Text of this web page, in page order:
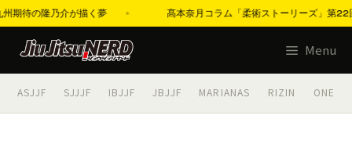
乃介が描く夢 髙本奈月コラム「柔術ストーリーズ」第22回「
テ
Menu
ASJJF SJJJF IBJJF JBJJF MARIANAS RIZIN ONE